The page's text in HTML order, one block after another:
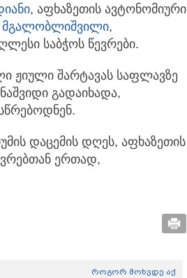
, აფხაზეთის ავტონომიური
მგალობლიშვილი,
საბჭოს წევრები.
ჟიული შარტავას საფლავზე
გადაიხადა,
დაცემის დღეს, აფხაზეთის
ერთად,
როგორ მოხვდე აქ